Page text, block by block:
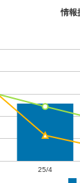
事業の質向上情報